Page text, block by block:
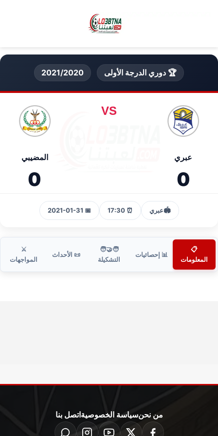
🏆 دوري الدرجة الأولى 2021/2020
عبري
0
VS
المضيبي
0
🏟️عبري ⏰ 17:30
📅 2021-01-31
📋
المعلومات
📊 إحصائيات
🧑‍🤝‍🧑
التشكيلة
📜 الأحداث
⚔️
المواجهات
من نحنسياسة الخصوصية اتصل بنا